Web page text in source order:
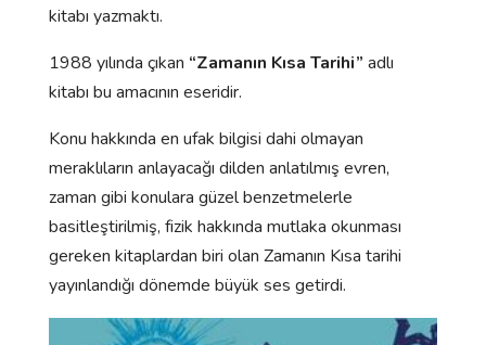
kitabı yazmaktı.
1988 yılında çıkan “Zamanın Kısa Tarihi” adlı
kitabı bu amacının eseridir.
Konu hakkında en ufak bilgisi dahi olmayan
meraklıların anlayacağı dilden anlatılmış evren,
zaman gibi konulara güzel benzetmelerle
basitleştirilmiş, fizik hakkında mutlaka okunması
gereken kitaplardan biri olan Zamanın Kısa tarihi
yayınlandığı dönemde büyük ses getirdi.